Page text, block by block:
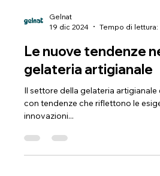
19 dic 2024
Tempo di lettura:
Le nuove tendenze
gelateria artigianale
Il settore della gelateria artigianale
innovazioni...